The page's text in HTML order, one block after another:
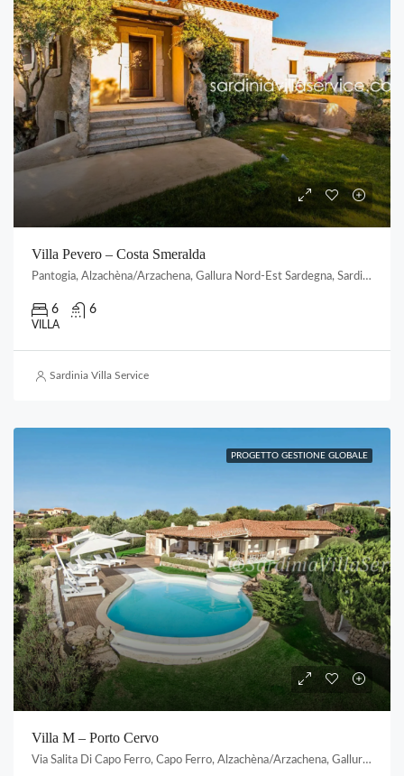
Villa Pevero – Costa Smeralda
Pantogia, Alzachèna/Arzachena, Gallura Nord-Est Sardegna, Sardigna/Sardegna, Italia
6 6
VILLA
Sardinia Villa Service
PROGETTO GESTIONE GLOBALE
Villa M – Porto Cervo
Via Salita Di Capo Ferro, Capo Ferro, Alzachèna/Arzachena, Gallura Nord-Est Sardegna, Sardigna/Sardegna, Italia